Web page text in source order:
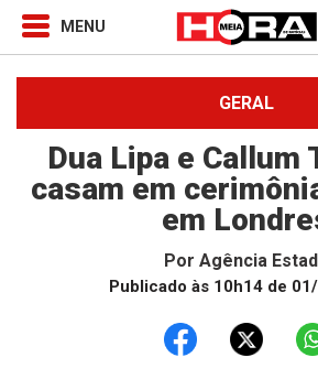
GERAL
Dua Lipa e Callum
casam em
em
Por Agência
Publicado às 10h14 de